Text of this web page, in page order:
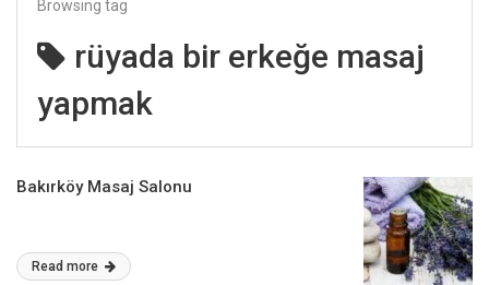
Browsing tag
rüyada bir erkeğe masaj
yapmak
Bakırköy Masaj Salonu
Read more